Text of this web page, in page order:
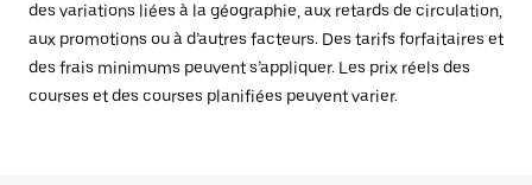
des variations liées à la géographie, aux retards de circulation,
aux promotions ou à d’autres facteurs. Des tarifs forfaitaires et
des frais minimums peuvent s’appliquer. Les prix réels des
courses et des courses planifiées peuvent varier.